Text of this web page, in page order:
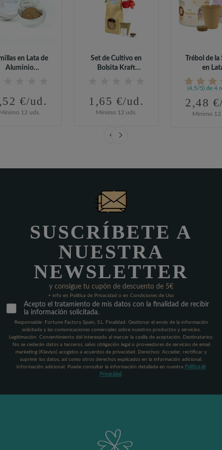
en Lata de
Aluminio
€/ud.
12 uds.
Set de Cultivo en
Bolsita Kraft
1,65 €/ud.
Mínimo 12 uds.
Trébol de
en
(4,5/5) de 4
2,48
Mínimo 12
SUSCRÍBETE A
NUESTRA
NEWSLETTER
y consigue tu cupón de descuento de 5€
+ info en Política de Privacidad o en Condiciones de Uso
Acepto el tratamiento de mis datos con la finalidad de recibir
la información solicitada.
Responsable: Fortune Factory Spain, S.L. Finalidad: Gestionar el envío de la información
solicitada y las comunicaciones comerciales sobre nuestros productos y servicios.
Legitimación: Consentimiento del interesado al marcar la casilla de aceptación. Destinatarios:
No se cederán datos a terceros, salvo obligación legal o proveedores de servicios de email
marketing (Klaviyo) acogidos a acuerdos de privacidad. Derechos: Acceder, rectificar y
suprimir los datos, así como otros derechos explicados en la información adicional.
Información adicional: Puede consultar la información detallada en nuestra Política de
Privacidad.